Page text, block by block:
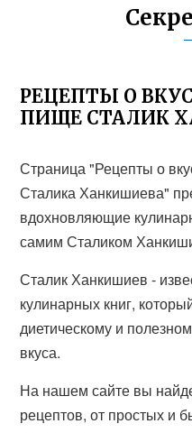
РЕЦЕПТЫ О
ПИЩЕ СТАЛИК
Страница "Рецепты о
Сталика Ханкишиева"
вдохновляющие
самим Сталиком
Сталик Ханкишиев -
кулинарных книг,
диетическому и
вкуса.
На нашем сайте вы
рецептов, от простых и